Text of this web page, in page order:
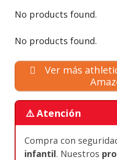
No products found.
No products found.
Ver más
⚠️ Atención
Compra con
infantil. Nuestros